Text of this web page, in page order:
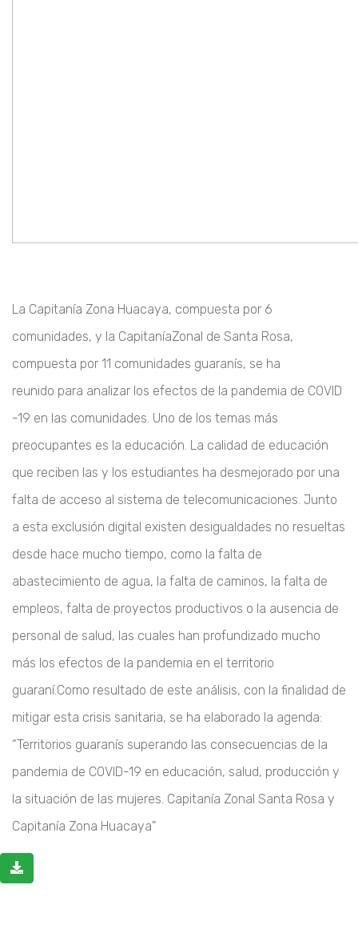
La Capitanía Zona Huacaya, compuesta por 6
comunidades, y la CapitaníaZonal de Santa Rosa,
compuesta por 11 comunidades guaranís, se ha
reunido para analizar los efectos de la pandemia de COVID
-19 en las comunidades. Uno de los temas más
preocupantes es la educación. La calidad de educación
que reciben las y los estudiantes ha desmejorado por una
falta de acceso al sistema de telecomunicaciones. Junto
a esta exclusión digital existen desigualdades no resueltas
desde hace mucho tiempo, como la falta de
abastecimiento de agua, la falta de caminos, la falta de
empleos, falta de proyectos productivos o la ausencia de
personal de salud, las cuales han profundizado mucho
más los efectos de la pandemia en el territorio
guaraní.Como resultado de este análisis, con la finalidad de
mitigar esta crisis sanitaria, se ha elaborado la agenda:
“Territorios guaranís superando las consecuencias de la
pandemia de COVID-19 en educación, salud, producción y
la situación de las mujeres. Capitanía Zonal Santa Rosa y
Capitanía Zona Huacaya"